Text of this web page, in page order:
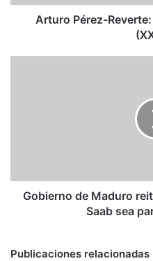
Arturo Pérez-
Saab
seaGobierno de Maduro
Saab sea
Publicaciones relacionadas